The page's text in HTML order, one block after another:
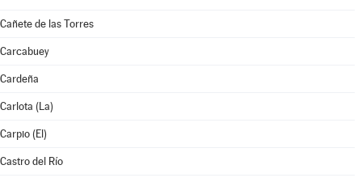
Cañete de las Torres
Carcabuey
Cardeña
Carlota (La)
Carpio (El)
Castro del Río